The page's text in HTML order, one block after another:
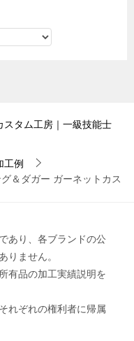
スタム工房｜一級技能士
工例
＆ダガー ガーネットカス
あり、各ブランドの公
りません。
有品の加工実績説明を
れぞれの権利者に帰属